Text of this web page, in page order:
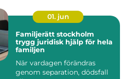
01. jun
Familjerätt stockholm
trygg juridisk hjälp för hela
familjen
När vardagen förändras
genom separation, dödsfall